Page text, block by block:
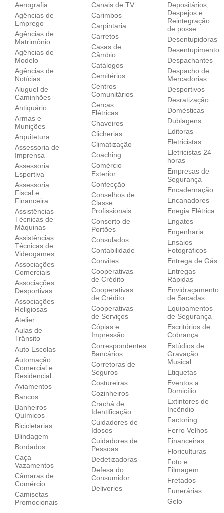
Aerografia
Agências de
Emprego
Agências de
Matrimônio
Agências de
Modelo
Agências de
Notícias
Aluguel de
Caminhões
Antiquário
Armas e
Munições
Arquitetura
Assessoria de
Imprensa
Assessoria
Esportiva
Assessoria
Fiscal e
Financeira
Assistências
Técnicas de
Máquinas
Assistências
Técnicas de
Videogames
Associações
Comerciais
Associações
Desportivas
Associações
Religiosas
Atelier
Aulas de
Trânsito
Auto Escolas
Automação
Comercial e
Residencial
Aviamentos
Bancos
Banheiros
Químicos
Bicicletarias
Blindagem
Bordados
Caça
Vazamentos
Câmaras de
Comércio
Camisetas
Promocionais
Canais de TV
Carimbos
Carpintaria
Carretos
Casas de
Câmbio
Catálogos
Cemitérios
Centros
Comunitários
Cercas
Elétricas
Chaveiros
Clicherias
Climatização
Coaching
Comércio
Exterior
Confecção
Conselhos de
Classe
Profissionais
Conserto de
Portões
Consulados
Contabilidade
Convites
Cooperativas
de Crédito
Cooperativas
de Crédito
Cooperativas
de Serviços
Cópias e
Impressão
Correspondentes
Bancários
Corretoras de
Seguros
Costureiras
Cozinheiros
Crachá de
Identificação
Cuidadores de
Idosos
Cuidadores de
Pessoas
Dedetizadoras
Defesa do
Consumidor
Deliveries
Depositários,
Despejos e
Reintegração
de posse
Desentupidoras
Desentupimento
Despachantes
Despacho de
Mercadorias
Desportivos
Desratização
Domésticas
Dublagens
Editoras
Eletricistas
Eletricistas 24
horas
Empresas de
Segurança
Encadernação
Encanadores
Enegia Elétrica
Engates
Engenharia
Ensaios
Fotográficos
Entrega de Gás
Entregas
Rápidas
Envidraçamento
de Sacadas
Equipamentos
de Segurança
Escritórios de
Cobrança
Estúdios de
Gravação
Musical
Etiquetas
Eventos a
Domicílio
Extintores de
Incêndio
Factoring
Ferro Velhos
Financeiras
Floriculturas
Foto e
Filmagem
Fretados
Funerárias
Gelo